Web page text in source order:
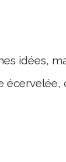
idées,